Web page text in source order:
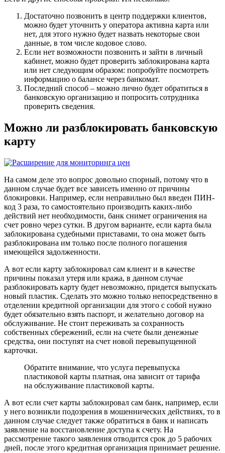
Достаточно позвонить в центр поддержки клиентов,
можно будет уточнить у оператора активна карта или
нет, для этого нужно будет назвать некоторые свои
данные, в том числе кодовое слово.
Если нет возможности позвонить и зайти в личный
кабинет, можно будет проверить заблокирована карта
или нет следующим образом: попробуйте посмотреть
информацию о балансе через банкомат.
Последний способ – можно лично будет обратиться в
банковскую организацию и попросить сотрудника
проверить сведения.
Можно ли разблокировать банковскую
карту
На самом деле это вопрос довольно спорный, потому что в
данном случае будет все зависеть именно от причины
блокировки. Например, если неправильно был введен ПИН-
код 3 раза, то самостоятельно производить каких-либо
действий нет необходимости, банк снимет ограничения на
счет ровно через сутки. В другом варианте, если карта была
заблокирована судебными приставами, то она может быть
разблокирована им только после полного погашения
имеющейся задолженности.
А вот если карту заблокировал сам клиент и в качестве
причины показал утеря или кража, в данном случае
разблокировать карту будет невозможно, придется выпускать
новый пластик. Сделать это можно только непосредственно в
отделении кредитной организации для этого с собой нужно
будет обязательно взять паспорт, и желательно договор на
обслуживание. Не стоит переживать за сохранность
собственных сбережений, если на счете были денежные
средства, они поступят на счет новой перевыпущенной
карточки.
Обратите внимание, что услуга перевыпуска
пластиковой карты платная, она зависит от тарифа
на обслуживание пластиковой карты.
А вот если счет карты заблокировал сам банк, например, если
у него возникли подозрения в мошеннических действиях, то в
данном случае следует также обратиться в банк и написать
заявление на восстановление доступа к счету. На
рассмотрение такого заявления отводится срок до 5 рабочих
дней, после этого кредитная организация принимает решение.